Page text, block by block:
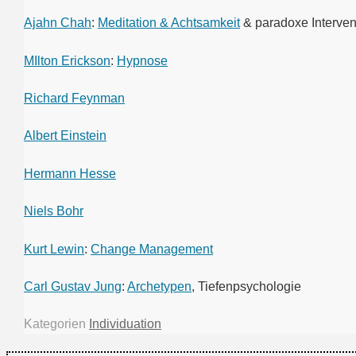
Ajahn Chah: Meditation & Achtsamkeit& paradoxe
MIlton Erickson: Hypnose
Richard Feynman
Albert Einstein
Hermann Hesse
Niels Bohr
Kurt Lewin: Change Management
Carl Gustav Jung: Archetypen, Tiefenpsychologie
Kategorien Individuation